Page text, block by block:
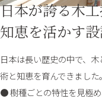
日本が誇る木
知恵を活かす
日本は長い歴史の中で、
術と知恵を育んできました。
● 樹種ごとの特性を見極